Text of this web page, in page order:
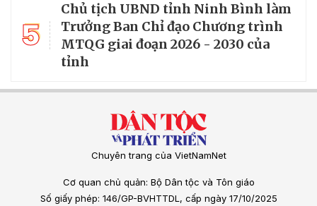
5
Chủ tịch UBND tỉnh Ninh Bình làm
Trưởng Ban Chỉ đạo Chương trình
MTQG giai đoạn 2026 - 2030 của
tỉnh
Chuyên trang của VietNamNet
Cơ quan chủ quản: Bộ Dân tộc và Tôn giáo
Số giấy phép: 146/GP-BVHTTDL, cấp ngày 17/10/2025